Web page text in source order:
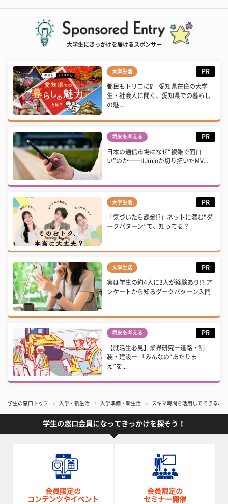
大学生にきっかけを届けるスポンサー
大学生活 PR
都民もトリコに⁉ 愛知県在住の大学
生・社会人に聞く、愛知県での暮らし
の魅...
将来を考える PR
日本の通信市場はなぜ“複雑で面白
い”のか──IIJmioが切り拓いたMV...
大学生活 PR
「気づいたら課金!?」ネットに潜む“ダ
ークパターン”て、知ってる？
大学生活 PR
実は学生の約4人に3人が経験あり!? ア
ンケートから知るダークパターン入門
将来を考える PR
【就活生必見】業界研究ー道路・舗
装・建設ー 「みんなの“あたりま
え”を...
学生の窓口トップ 入学・新生活 入学準備・新生活 スキマ時間を活用してできる、
学生の窓口会員になってきっかけを探そう！
会員限定の
コンテンツやイベント
会員限定の
セミナー開催